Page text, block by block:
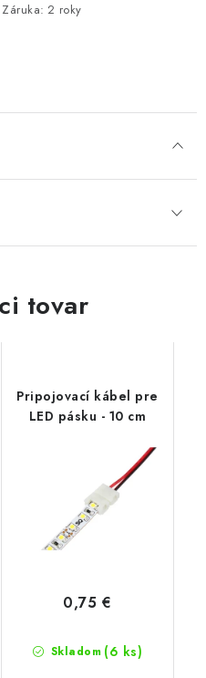
Záruka: 2 roky
tovar
Pripojovací kábel pre
LED pásku - 10 cm
Skladom (6 ks)
0,75 €